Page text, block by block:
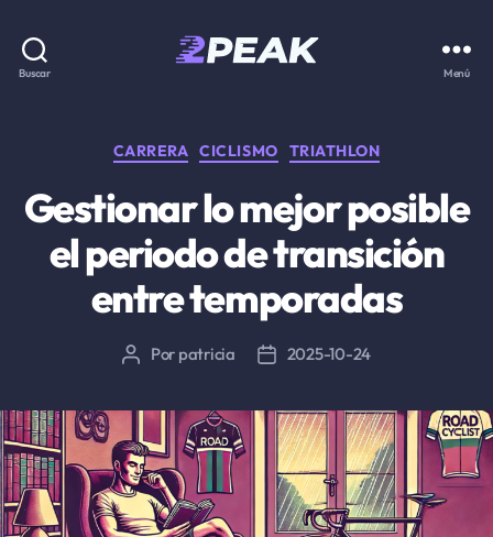
Buscar Menú
Categorías
CARRERA CICLISMO TRIATHLON
Gestionar lo mejor posible
el periodo de transición
entre temporadas
Autor
entrada
Por patricia
Fecha
entrada
2025-10-24